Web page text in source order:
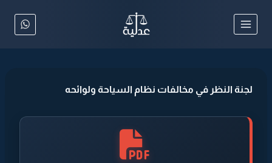
لجنة النظر في مخالفات نظام السياحة ولوائحه